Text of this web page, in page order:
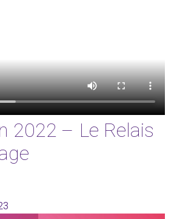
2022 – Le Relais